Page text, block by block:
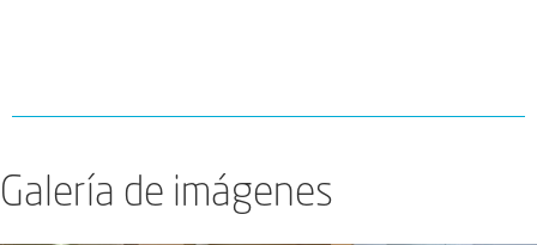
Galería de imágenes